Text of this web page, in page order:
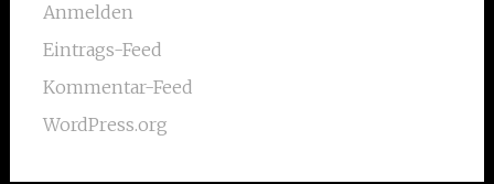
Anmelden
Eintrags-Feed
Kommentar-Feed
WordPress.org